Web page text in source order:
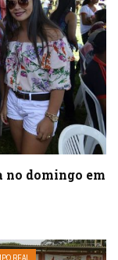
no domingo em
REAL